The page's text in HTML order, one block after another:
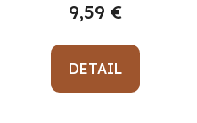
9,59 €
DETAIL